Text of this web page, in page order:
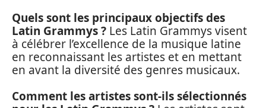
Quels sont les principaux objectifs des
Latin Grammys ? Les Latin Grammys visent
à célébrer l’excellence de la musique latine
en reconnaissant les artistes et en mettant
en avant la diversité des genres musicaux.
Comment les artistes sont-ils sélectionnés